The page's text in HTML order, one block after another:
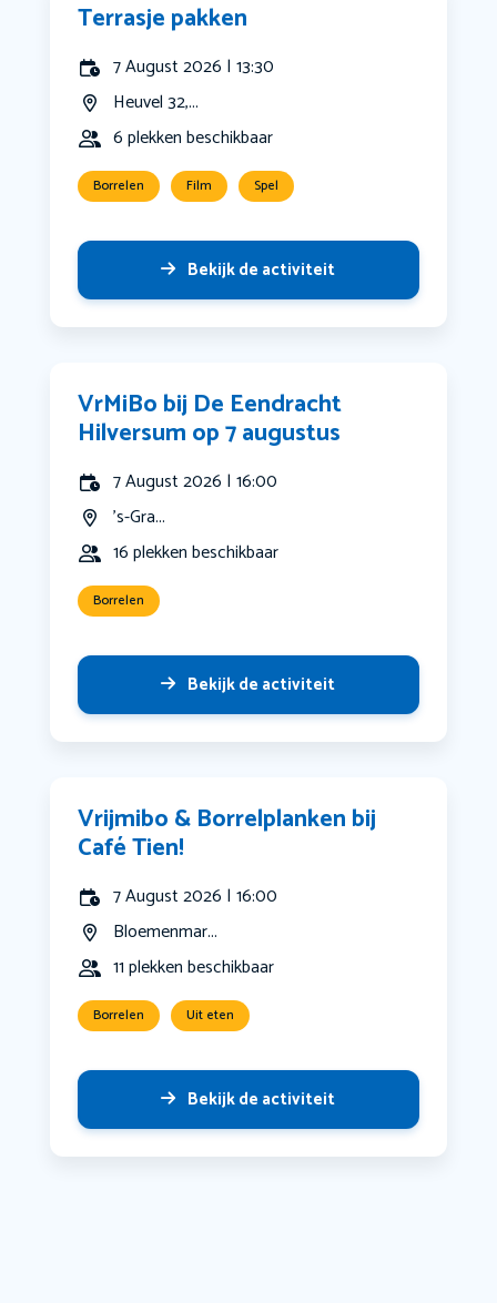
Terrasje pakken
7 August 2026 | 13:30
Heuvel 32,...
6 plekken beschikbaar
Borrelen Film Spel
Bekijk de activiteit
VrMiBo bij De Eendracht
Hilversum op 7 augustus
7 August 2026 | 16:00
's-Gra...
16 plekken beschikbaar
Borrelen
Bekijk de activiteit
Vrijmibo & Borrelplanken bij
Café Tien!
7 August 2026 | 16:00
Bloemenmar...
11 plekken beschikbaar
Borrelen Uit eten
Bekijk de activiteit